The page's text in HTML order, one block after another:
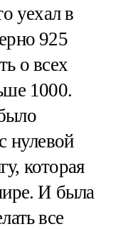
уехал в
925
о всех
1000.
нулевой
которая
И была
все